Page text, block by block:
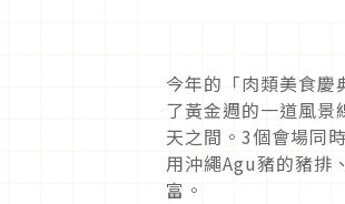
今年的「肉類美食
了黃金週的一道風
天之間。3個會場同
用沖繩Agu豬的豬排
富。